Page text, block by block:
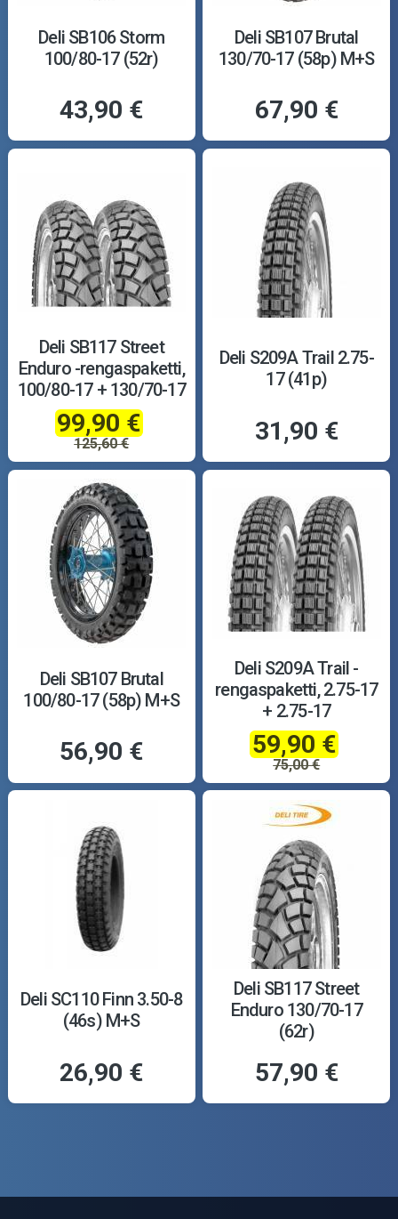
Deli SB106 Storm
100/80-17 (52r)
43,90 €
Deli SB107 Brutal
130/70-17 (58p) M+S
67,90 €
Deli SB117 Street
Enduro -rengaspaketti,
100/80-17 + 130/70-17
99,90 €
125,60 €
Deli S209A Trail 2.75-
17 (41p)
31,90 €
Deli SB107 Brutal
100/80-17 (58p) M+S
56,90 €
Deli S209A Trail -
rengaspaketti, 2.75-17
+ 2.75-17
59,90 €
75,00 €
Deli SC110 Finn 3.50-8
(46s) M+S
26,90 €
Deli SB117 Street
Enduro 130/70-17
(62r)
57,90 €